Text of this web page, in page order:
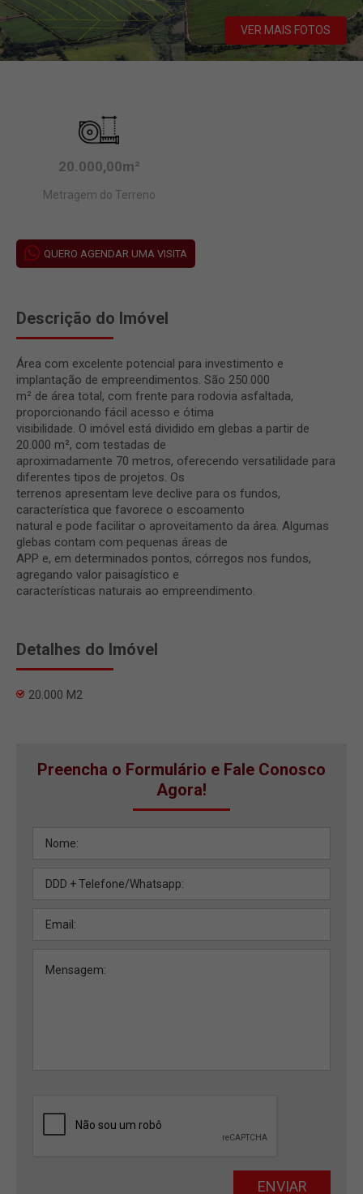
VER MAIS FOTOS
20.000,00m²
Metragem do Terreno
QUERO AGENDAR UMA VISITA
Descrição do Imóvel
Área com excelente potencial para investimento e
implantação de empreendimentos. São 250.000
m² de área total, com frente para rodovia asfaltada,
proporcionando fácil acesso e ótima
visibilidade. O imóvel está dividido em glebas a partir de
20.000 m², com testadas de
aproximadamente 70 metros, oferecendo versatilidade para
diferentes tipos de projetos. Os
terrenos apresentam leve declive para os fundos,
característica que favorece o escoamento
natural e pode facilitar o aproveitamento da área. Algumas
glebas contam com pequenas áreas de
APP e, em determinados pontos, córregos nos fundos,
agregando valor paisagístico e
características naturais ao empreendimento.
Detalhes do Imóvel
20.000 M2
Preencha o Formulário e Fale Conosco
Agora!